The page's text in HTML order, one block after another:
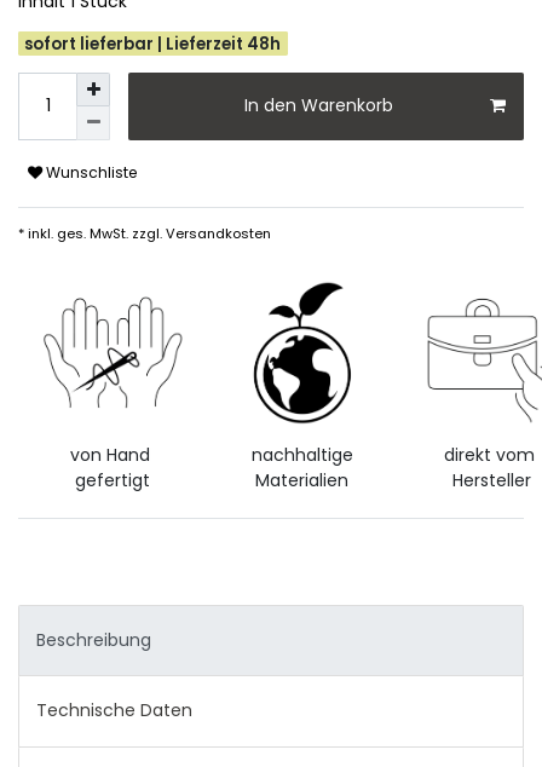
sofort lieferbar | Lieferzeit 48h
In den Warenkorb
Wunschliste
* inkl. ges. MwSt. zzgl.Versandkosten
von Hand
gefertigt
nachhaltige
Materialien
direkt vom
Hersteller
Beschreibung
Technische Daten